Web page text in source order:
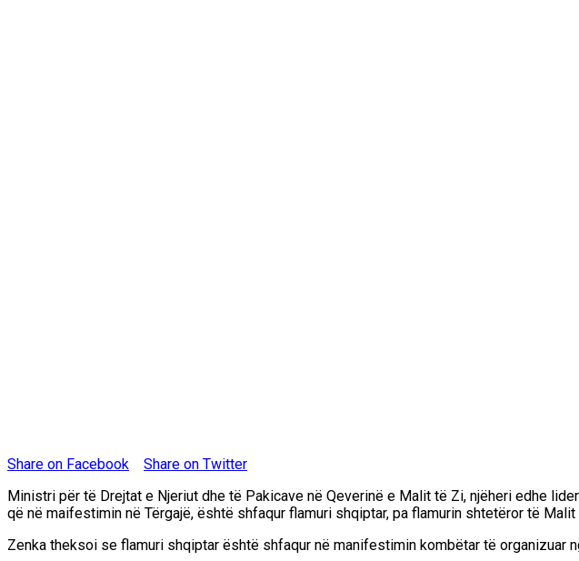
Share on Facebook
Share on Twitter
Ministri për të Drejtat e Njeriut dhe të Pakicave në Qeverinë e Malit të Zi, njëheri edhe
që në maifestimin në Tërgajë, është shfaqur flamuri shqiptar, pa flamurin shtetëror të Malit
Zenka theksoi se flamuri shqiptar është shfaqur në manifestimin kombëtar të organizuar